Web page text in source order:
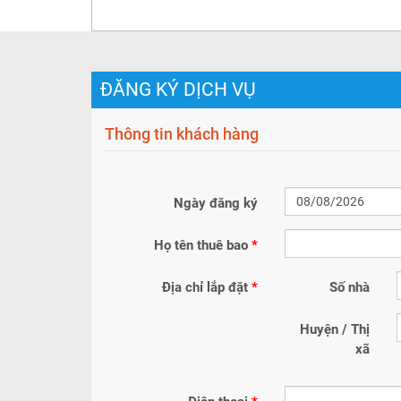
ĐĂNG KÝ DỊCH VỤ
Thông tin khách hàng
Ngày đăng ký
Họ tên thuê bao*
Địa chỉ lắp đặt* Số nhà
Huyện / Thị
xã